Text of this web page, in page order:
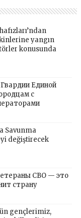
yangın
konusunda
Единой
с
Savunma
değiştirecek
СВО — это
страну
gençlerimiz,